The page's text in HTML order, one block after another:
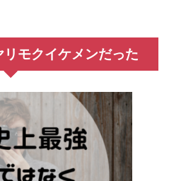
モクイケメンだった